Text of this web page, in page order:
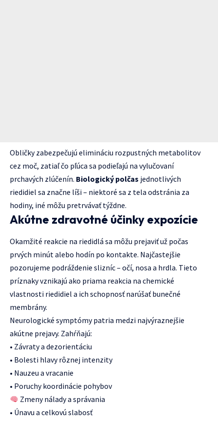
Obličky zabezpečujú elimináciu rozpustných metabolitov
cez moč, zatiaľ čo pľúca sa podieľajú na vylučovaní
prchavých zlúčenín. Biologický polčas jednotlivých
riedidiel sa značne líši – niektoré sa z tela odstránia za
hodiny, iné môžu pretrvávať týždne.
Akútne zdravotné účinky expozície
Okamžité reakcie na riedidlá sa môžu prejaviť už počas
prvých minút alebo hodín po kontakte. Najčastejšie
pozorujeme podráždenie slizníc – očí, nosa a hrdla. Tieto
príznaky vznikajú ako priama reakcia na chemické
vlastnosti riedidiel a ich schopnosť narúšať bunečné
membrány.
Neurologické symptómy patria medzi najvýraznejšie
akútne prejavy. Zahŕňajú:
• Závraty a dezorientáciu
• Bolesti hlavy rôznej intenzity
• Nauzeu a vracanie
• Poruchy koordinácie pohybov
Zmeny nálady a správania
• Únavu a celkovú slabosť